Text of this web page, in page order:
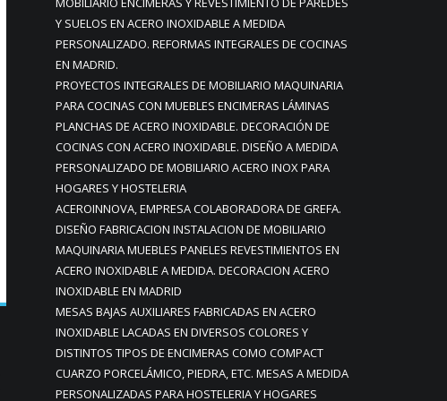
Y SUELOS EN ACERO INOXIDABLE A MEDIDA
PERSONALIZADO. REFORMAS INTEGRALES DE COCINAS
EN MADRID.
PROYECTOS INTEGRALES DE MOBILIARIO MAQUINARIA
PARA COCINAS CON MUEBLES ENCIMERAS LÁMINAS
PLANCHAS DE ACERO INOXIDABLE. DECORACIÓN DE
COCINAS CON ACERO INOXIDABLE. DISEÑO A MEDIDA
PERSONALIZADO DE MOBILIARIO ACERO INOX PARA
HOGARES Y HOSTELERIA
ACEROINNOVA, EMPRESA COLABORADORA DE GREFA.
DISEÑO FABRICACION INSTALACION DE MOBILIARIO
MAQUINARIA MUEBLES PANELES REVESTIMIENTOS EN
ACERO INOXIDABLE A MEDIDA. DECORACION ACERO
INOXIDABLE EN MADRID
MESAS BAJAS AUXILIARES FABRICADAS EN ACERO
INOXIDABLE LACADAS EN DIVERSOS COLORES Y
DISTINTOS TIPOS DE ENCIMERAS COMO COMPACT
CUARZO PORCELÁMICO, PIEDRA, ETC. MESAS A MEDIDA
PERSONALIZADAS PARA HOSTELERIA Y HOGARES